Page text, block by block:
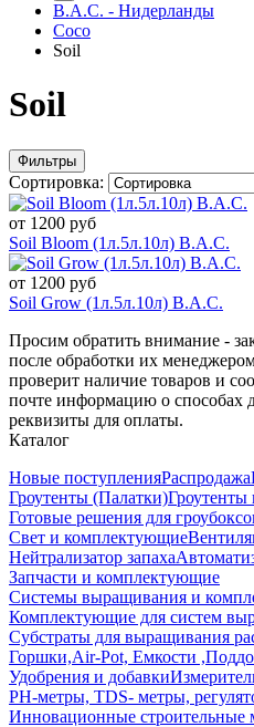
B.A.C. - Нидерланды
Coco
Soil
Soil
Фильтры
Сортировка:
от 1200 руб
Soil Bloom (1л.5л.10л) B.A.C.
от 1200 руб
Soil Grow (1л.5л.10л) B.A.C.
Просим обратить внимание -
после обработки их
проверит наличие товаров и
почте информацию о способах
реквизиты для оплаты.
Каталог
Новые поступленияРаспродажа
Гроутенты (Палатки)Гроутенты
Готовые решения для
Свет и комплектующие
Нейтрализатор запаха
Запчасти и комплектующие
Системы выращивания и
Комплектующие для систем
Субстраты для выращивания
Горшки,Air-Pot, Емкости
Удобрения и добавки
РН-метры, TDS- метры,
Инновационные строительные